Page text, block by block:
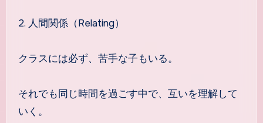
2. 人間関係（Relating）
クラスには必ず、苦手な子もいる。
それでも同じ時間を過ごす中で、互いを理解して
いく。